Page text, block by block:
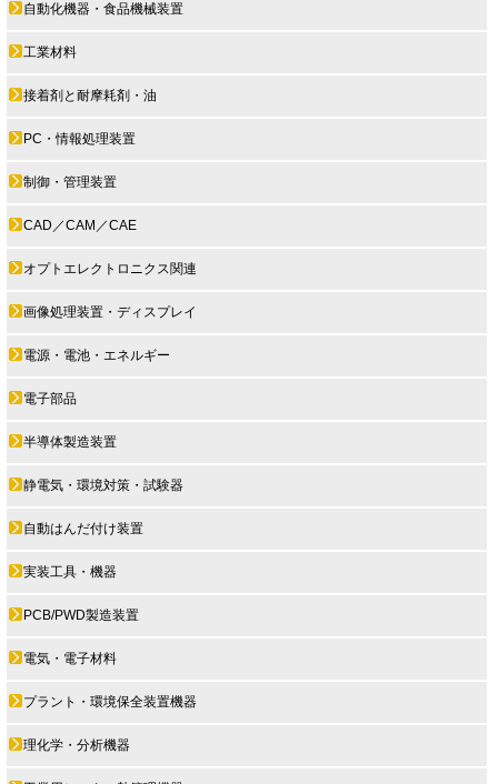
自動化機器・食品機械装置
工業材料
接着剤と耐摩耗剤・油
PC・情報処理装置
制御・管理装置
CAD／CAM／CAE
オプトエレクトロニクス関連
画像処理装置・ディスプレイ
電源・電池・エネルギー
電子部品
半導体製造装置
静電気・環境対策・試験器
自動はんだ付け装置
実装工具・機器
PCB/PWD製造装置
電気・電子材料
プラント・環境保全装置機器
理化学・分析機器